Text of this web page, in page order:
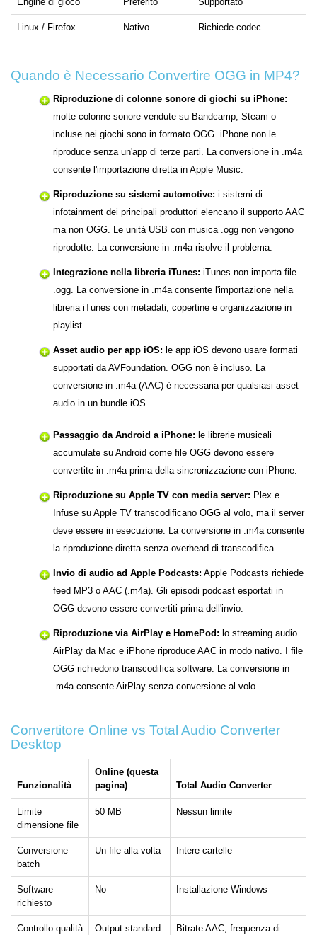
Linux / Firefox Nativo Richiede codec
Quando è Necessario Convertire OGG in MP4?
Riproduzione di colonne sonore di giochi su iPhone:
molte colonne sonore vendute su Bandcamp, Steam o
incluse nei giochi sono in formato OGG. iPhone non le
riproduce senza un'app di terze parti. La conversione in .m4a
consente l'importazione diretta in Apple Music.
Riproduzione su sistemi automotive: i sistemi di
infotainment dei principali produttori elencano il supporto AAC
ma non OGG. Le unità USB con musica .ogg non vengono
riprodotte. La conversione in .m4a risolve il problema.
Integrazione nella libreria iTunes: iTunes non importa file
.ogg. La conversione in .m4a consente l'importazione nella
libreria iTunes con metadati, copertine e organizzazione in
playlist.
Asset audio per app iOS: le app iOS devono usare formati
supportati da AVFoundation. OGG non è incluso. La
conversione in .m4a (AAC) è necessaria per qualsiasi asset
audio in un bundle iOS.
Passaggio da Android a iPhone: le librerie musicali
accumulate su Android come file OGG devono essere
convertite in .m4a prima della sincronizzazione con iPhone.
Riproduzione su Apple TV con media server: Plex e
Infuse su Apple TV transcodificano OGG al volo, ma il server
deve essere in esecuzione. La conversione in .m4a consente
la riproduzione diretta senza overhead di transcodifica.
Invio di audio ad Apple Podcasts: Apple Podcasts richiede
feed MP3 o AAC (.m4a). Gli episodi podcast esportati in
OGG devono essere convertiti prima dell'invio.
Riproduzione via AirPlay e HomePod: lo streaming audio
AirPlay da Mac e iPhone riproduce AAC in modo nativo. I file
OGG richiedono transcodifica software. La conversione in
.m4a consente AirPlay senza conversione al volo.
Convertitore Online vs Total Audio Converter
Desktop
Funzionalità
Online (questa
pagina)
Total Audio Converter
Limite
dimensione file
50 MB Nessun limite
Conversione
batch
Un file alla volta Intere cartelle
Software
richiesto
No Installazione Windows
Controllo qualità
Output standard
Bitrate AAC, frequenza di